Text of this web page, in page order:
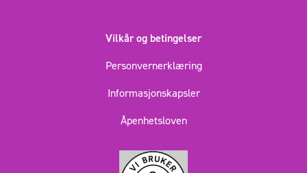
Vilkår og betingelser
Personvernerklæring
Informasjonskapsler
Åpenhetsloven